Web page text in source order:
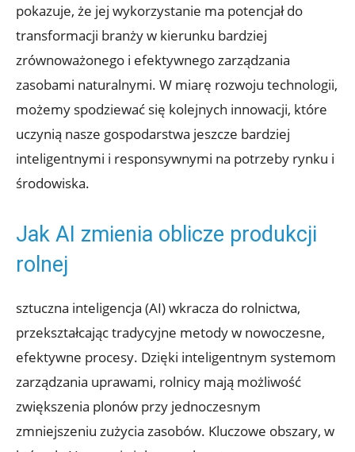
pokazuje, że jej wykorzystanie ma potencjał do
transformacji branży w kierunku bardziej
zrównoważonego i efektywnego zarządzania
zasobami naturalnymi. W miarę rozwoju technologii,
możemy spodziewać się kolejnych innowacji, które
uczynią nasze gospodarstwa jeszcze bardziej
inteligentnymi i responsywnymi na potrzeby rynku i
środowiska.
Jak AI zmienia oblicze produkcji
rolnej
sztuczna inteligencja (AI) wkracza do rolnictwa,
przekształcając tradycyjne metody w nowoczesne,
efektywne procesy. Dzięki inteligentnym systemom
zarządzania uprawami, rolnicy mają możliwość
zwiększenia plonów przy jednoczesnym
zmniejszeniu zużycia zasobów. Kluczowe obszary, w